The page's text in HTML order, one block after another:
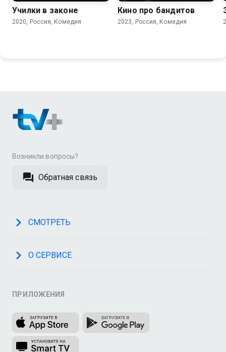
Училки в законе
2020, Россия, Комедия
Кино про бандитов
2023, Россия, Комедия
Возникли вопросы?
Обратная связь
СМОТРЕТЬ
О СЕРВИСЕ
ПРИЛОЖЕНИЯ